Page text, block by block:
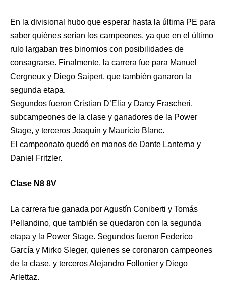
En la divisional hubo que esperar hasta la última PE para
saber quiénes serían los campeones, ya que en el último
rulo largaban tres binomios con posibilidades de
consagrarse. Finalmente, la carrera fue para Manuel
Cergneux y Diego Saipert, que también ganaron la
segunda etapa.
Segundos fueron Cristian D’Elia y Darcy Frascheri,
subcampeones de la clase y ganadores de la Power
Stage, y terceros Joaquín y Mauricio Blanc.
El campeonato quedó en manos de Dante Lanterna y
Daniel Fritzler.
Clase N8 8V
La carrera fue ganada por Agustín Coniberti y Tomás
Pellandino, que también se quedaron con la segunda
etapa y la Power Stage. Segundos fueron Federico
García y Mirko Sleger, quienes se coronaron campeones
de la clase, y terceros Alejandro Follonier y Diego
Arlettaz.